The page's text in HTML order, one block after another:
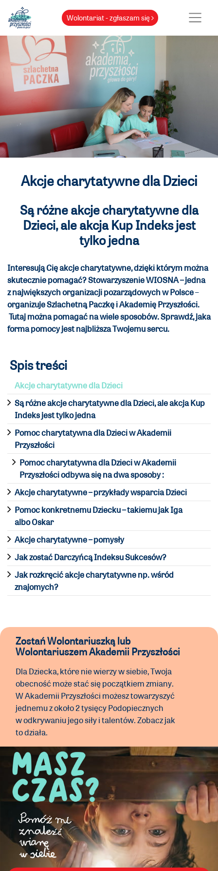
Wolontariat - zgłaszam się
Akcje charytatywne dla Dzieci
Są różne akcje charytatywne dla
Dzieci, ale akcja Kup Indeks jest
tylko jedna
Interesują Cię akcje charytatywne, dzięki którym można
skutecznie pomagać? Stowarzyszenie WIOSNA – jedna
z największych organizacji pozarządowych w Polsce–
organizujeSzlachetną Paczkę i Akademię Przyszłości.
Tutaj można pomagać na wiele sposobów. Sprawdź, jaka
forma pomocy jest najbliższa Twojemu sercu.
Spis treści
Akcje charytatywne dla Dzieci
Są różne akcje charytatywne dla Dzieci, ale akcja Kup
Indeks jest tylko jedna
Pomoc charytatywna dla Dzieci w Akademii
Przyszłości
Pomoc charytatywna dla Dzieci w Akademii
Przyszłości odbywa się na dwa sposoby :
Akcje charytatywne – przykłady wsparcia Dzieci
Pomoc konkretnemu Dziecku – takiemu jak Iga
albo Oskar
Akcje charytatywne – pomysły
Jak zostać Darczyńcą Indeksu Sukcesów?
Jak rozkręcić akcje charytatywne np. wśród
znajomych?
Zostań Wolontariuszką lub
Wolontariuszem Akademii Przyszłości
Dla Dziecka, które nie wierzy w siebie, Twoja
obecność może stać się początkiem zmiany.
W Akademii Przyszłości możesz towarzyszyć
jednemu z około 2 tysięcy Podopiecznych
w odkrywaniu jego siły i talentów. Zobacz jak
to działa.